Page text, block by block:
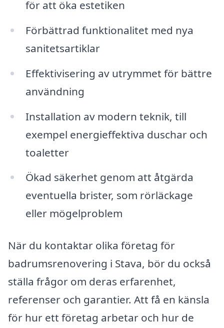
för att öka estetiken
Förbättrad funktionalitet med nya
sanitetsartiklar
Effektivisering av utrymmet för bättre
användning
Installation av modern teknik, till
exempel energieffektiva duschar och
toaletter
Ökad säkerhet genom att åtgärda
eventuella brister, som rörläckage
eller mögelproblem
När du kontaktar olika företag för
badrumsrenovering i Stava, bör du också
ställa frågor om deras erfarenhet,
referenser och garantier. Att få en känsla
för hur ett företag arbetar och hur de